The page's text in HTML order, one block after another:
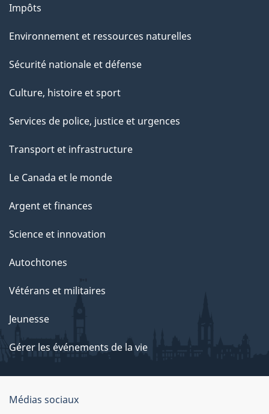
Impôts
Environnement et ressources naturelles
Sécurité nationale et défense
Culture, histoire et sport
Services de police, justice et urgences
Transport et infrastructure
Le Canada et le monde
Argent et finances
Science et innovation
Autochtones
Vétérans et militaires
Jeunesse
Gérer les événements de la vie
Organisation
Médias sociaux